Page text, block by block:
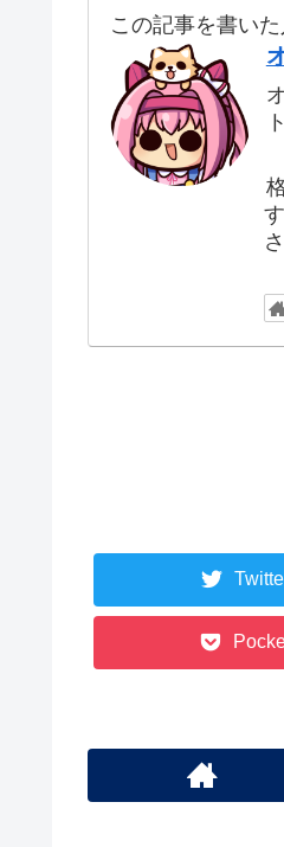
この記事を書いた